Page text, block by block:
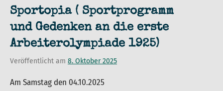
Sportopia ( Sportprogramm
und Gedenken an die erste
Arbeiterolympiade 1925)
Veröffentlicht am 8. Oktober 2025
Am Samstag den 04.10.2025